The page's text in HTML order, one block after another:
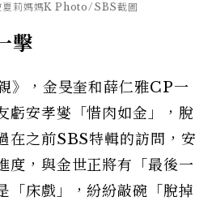
夏莉媽媽K Photo/SBS截圖
擊
》，金旻奎和薛仁雅CP一
虧安孝燮「惜肉如金」，脫
在之前SBS特輯的訪問，安
度，與金世正將有「最後一
「床戲」，紛紛敲碗「脫掉